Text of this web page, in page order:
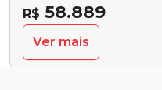
R$ 58.889
Ver mais